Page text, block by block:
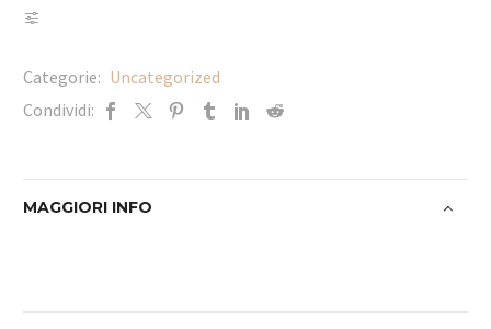
Categorie: Uncategorized
Condividi:
MAGGIORI INFO